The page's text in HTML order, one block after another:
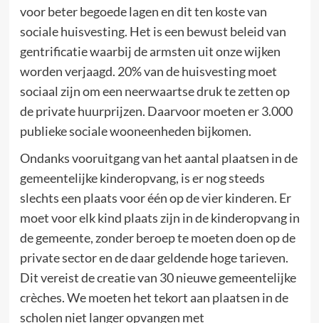
voor beter begoede lagen en dit ten koste van
sociale huisvesting. Het is een bewust beleid van
gentrificatie waarbij de armsten uit onze wijken
worden verjaagd. 20% van de huisvesting moet
sociaal zijn om een neerwaartse druk te zetten op
de private huurprijzen. Daarvoor moeten er 3.000
publieke sociale wooneenheden bijkomen.
Ondanks vooruitgang van het aantal plaatsen in de
gemeentelijke kinderopvang, is er nog steeds
slechts een plaats voor één op de vier kinderen. Er
moet voor elk kind plaats zijn in de kinderopvang in
de gemeente, zonder beroep te moeten doen op de
private sector en de daar geldende hoge tarieven.
Dit vereist de creatie van 30 nieuwe gemeentelijke
crèches. We moeten het tekort aan plaatsen in de
scholen niet langer opvangen met